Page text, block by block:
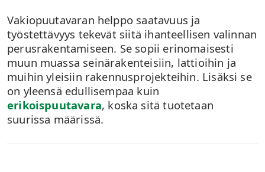
Vakiopuutavaran helppo saatavuus ja
työstettävyys tekevät siitä ihanteellisen valinnan
perusrakentamiseen. Se sopii erinomaisesti
muun muassa seinärakenteisiin, lattioihin ja
muihin yleisiin rakennusprojekteihin. Lisäksi se
on yleensä edullisempaa kuin
erikoispuutavara, koska sitä tuotetaan
suurissa määrissä.